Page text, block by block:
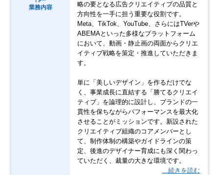
業務内容
略の要となる広告クリエイティブの品質と
方向性を一手に担う重要な役割です。
Meta、TikTok、YouTube、さらにはTVerや
ABEMAといった多様なプラットフォーム
において、動画・静止画の両面からクリエ
イティブ戦略を策定・推進していただきま
す。
単に「美しいデザイン」を作るだけでな
く、事業成長に直結する「勝てるクリエイ
ティブ」を論理的に設計し、ブランドの一
貫性を保ちながらパフォーマンスを最大化
させることがミッションです。新設された
クリエイティブ組織のコアメンバーとし
て、制作体制の構築やガイドラインの策
定、後進のデザイナー育成にも深く関わっ
ていただく、裁量の大きな環境です。
…続きを読む